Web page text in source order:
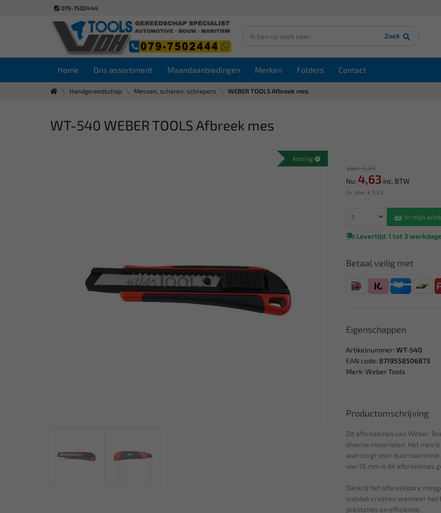
079-7502444
Zoek
Home Ons assortiment Maandaanbiedingen Merken Folders Contact
Handgereedschap Messen, scharen, schrapers WEBER TOOLS Afbreek mes
WT-540 WEBER TOOLS Afbreek mes
Korting
Van: 5,45
Nu: 4,63 inc. BTW
Ex. btw: € 3,83
In mijn
Levertijd: 1 tot 3
Betaal veilig met
Eigenschappen
Artikelnummer: WT-540
EAN code: 8719558506873
Merk: Weber Tools
Productomschrijving
Dit afbreekmes van Weber
diverse materialen. Het mes
wat zorgt voor
van 18 mm is dit afbreekmes
Dankzij het afbreekbare
snijvlak creëren wanneer het
prestaties en efficiëntie.